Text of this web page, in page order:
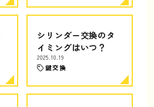
シリンダー交換のタ
イミングはいつ？
2025.10.19
鍵交換